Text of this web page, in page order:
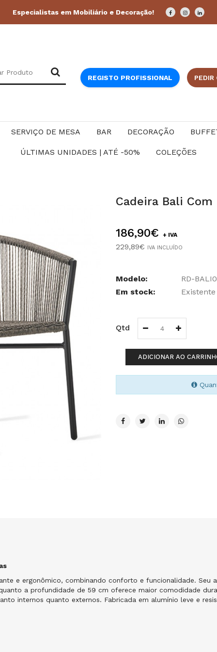
Especialistas em Mobiliário e Decoração!
REGISTO PROFISSIONAL PEDIR
SERVIÇO DE MESA BAR DECORAÇÃO
ÚLTIMAS UNIDADES | ATÉ -50% COLEÇÕES
Cadeira Bali
186,90€ + IVA
229,89€ IVA INCLUÍDO
Modelo:
RD-
Em stock:
Existente
Qtd
ADICIONAR AO
e ergonômico, combinando conforto e funcionalidade.
a profundidade de 59 cm oferece maior comodidade
internos quanto externos. Fabricada em alumínio leve e